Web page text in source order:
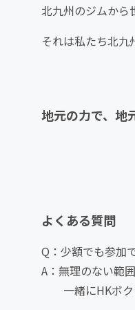
北九州のジムから
それは私たち北九
地元の力で、地
よくある質問
Q：少額でも参加
A：無理のない範
一緒にHKボク